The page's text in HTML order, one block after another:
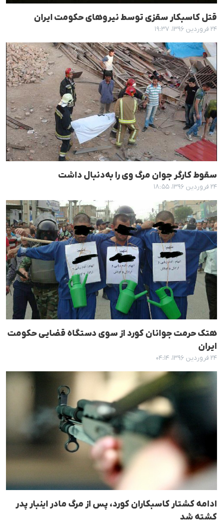
قتل کاسبکار سقزی توسط نیروهای حکومت ایران
۲۴ فروردین ۱۳۹۶، ۱۹:۳۷
سقوط کارگر جوان مرگ وی را بەدنبال داشت
۲۴ فروردین ۱۳۹۶، ۱۸:۵۵
هتک حرمت جوانان کورد از سوی دستگاه قضایی حکومت
ایران
۲۴ فروردین ۱۳۹۶، ۰۴:۱۴
ادامە کشتار کاسبکاران کورد، پس از مرگ مادر اینبار پدر
کشتە شد